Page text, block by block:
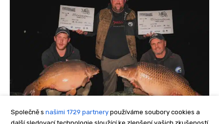
Společně s našimi 1729 partnery používáme soubory cookies a